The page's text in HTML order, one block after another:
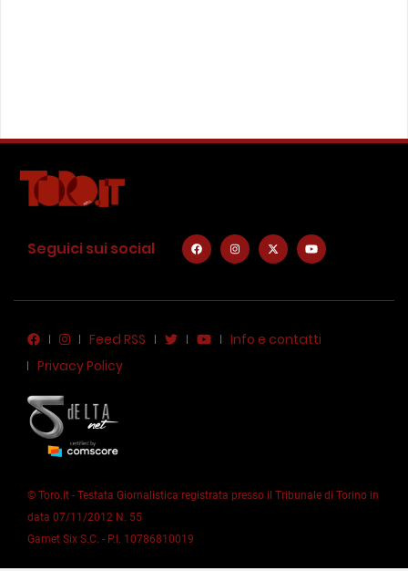
Seguici sui social
Feed RSS
Info e contatti
Privacy Policy
© Toro.it - Testata Giornalistica registrata presso il Tribunale di Torino in
data 07/11/2012 N. 55
Garnet Six S.C. - P.I. 10786810019